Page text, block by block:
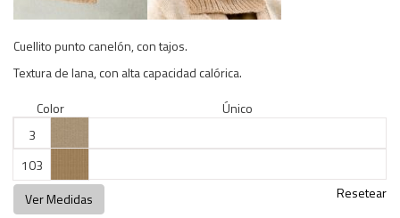
Cuellito punto canelón, con tajos.
Textura de lana, con alta capacidad calórica.
Color
Único
3
103
Ver Medidas
Resetear